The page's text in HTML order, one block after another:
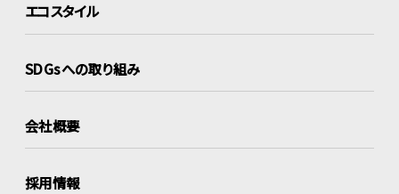
エコスタイル
SDGsへの取り組み
会社概要
採用情報